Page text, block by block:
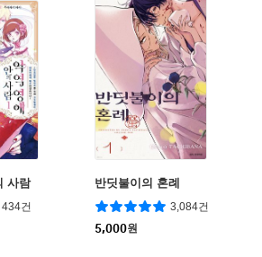
사람
434건
반딧불이의 혼례
3,084건
5,000원